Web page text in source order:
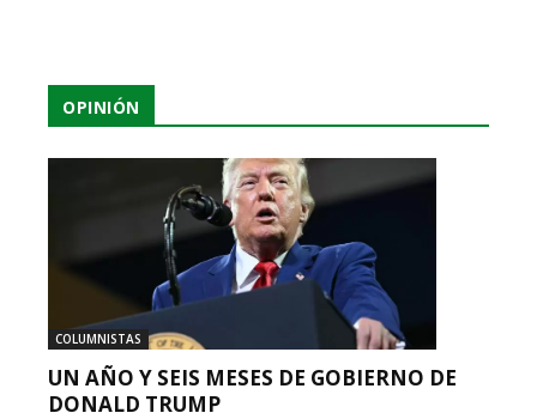
OPINIÓN
COLUMNISTAS
UN AÑO Y SEIS MESES DE GOBIERNO DE
DONALD TRUMP